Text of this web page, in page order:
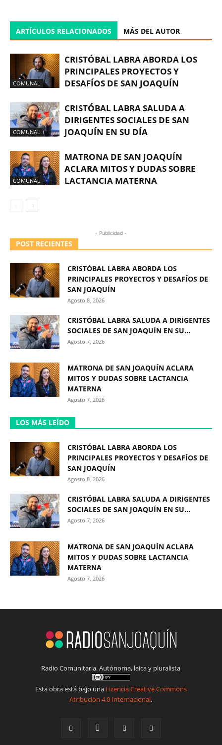
ARTÍCULOS RELACIONADOS MÁS DEL AUTOR
COMUNAL
CRISTÓBAL LABRA ABORDA LOS
PRINCIPALES PROYECTOS Y
DESAFÍOS DE SAN JOAQUÍN
COMUNAL
CRISTÓBAL LABRA SALUDA A
DIRIGENTES SOCIALES DE SAN
JOAQUÍN EN SU DÍA
COMUNAL
MATRONA DE SAN JOAQUÍN
ACLARA MITOS Y DUDAS SOBRE
LACTANCIA MATERNA
- Publicidad -
POST RECIENTES
CRISTÓBAL LABRA ABORDA LOS
PRINCIPALES PROYECTOS Y DESAFÍOS DE
SAN JOAQUÍN
Agosto 8, 2026
CRISTÓBAL LABRA SALUDA A DIRIGENTES
SOCIALES DE SAN JOAQUÍN EN SU...
Agosto 7, 2026
MATRONA DE SAN JOAQUÍN ACLARA
MITOS Y DUDAS SOBRE LACTANCIA
MATERNA
Agosto 7, 2026
LOS MÁS LEÍDO
CRISTÓBAL LABRA ABORDA LOS
PRINCIPALES PROYECTOS Y DESAFÍOS DE
SAN JOAQUÍN
Agosto 8, 2026
CRISTÓBAL LABRA SALUDA A DIRIGENTES
SOCIALES DE SAN JOAQUÍN EN SU...
Agosto 7, 2026
MATRONA DE SAN JOAQUÍN ACLARA
MITOS Y DUDAS SOBRE LACTANCIA
MATERNA
Agosto 7, 2026
Radio Comunitaria. Autónoma, laica y pluralista
Esta obra está bajo una Licencia Creative Commons
Atribución 4.0 Internacional.